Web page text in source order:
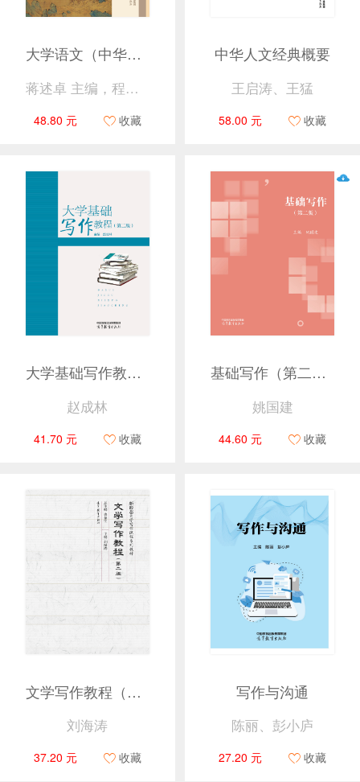
大学语文（中华文化版）（第二版）
蒋述卓 主编，程刚、何志军 副主编
48.80 元 收藏
中华人文经典概要
王启涛、王猛
58.00 元 收藏
大学基础写作教程（第二版）
赵成林
41.70 元 收藏
基础写作（第二版）
姚国建
44.60 元 收藏
文学写作教程（第二版）
刘海涛
37.20 元 收藏
写作与沟通
陈丽、彭小庐
27.20 元 收藏